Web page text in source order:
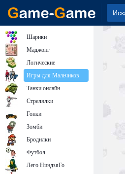
Шарики
Маджонг
Логические
Игры для Мальчиков
Танки онлайн
Стрелялки
Гонки
Зомби
Бродилки
Футбол
Лего НиндзяГо